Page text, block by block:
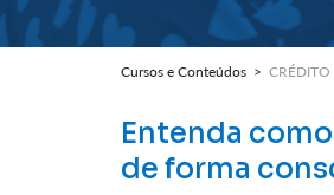
Cursos e Conteúdos > CRÉDITO
Entenda
de forma